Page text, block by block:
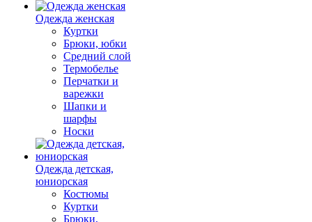
Одежда женская
Куртки
Брюки, юбки
Средний слой
Термобелье
Перчатки и
варежки
Шапки и
шарфы
Носки
Одежда детская,
юниорская
Костюмы
Куртки
Брюки,